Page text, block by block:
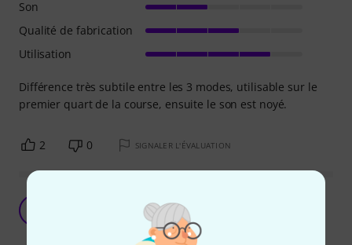
Différence très subtile entre les 3 modes, utilisable sur le
premier quart de la course, ensuite le son est noyé.
Son
Qualité de fabrication
Utilisation
2 0 SIGNALER L'ÉVALUATION
Anonyme 30.12.2021